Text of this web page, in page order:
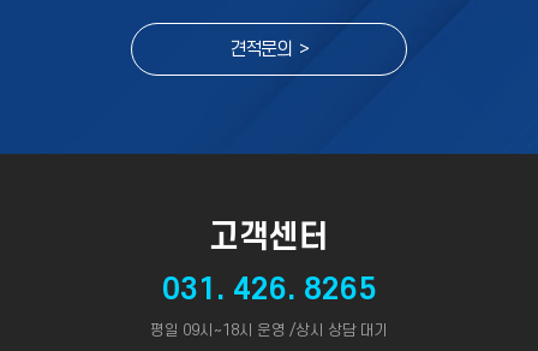
견적문의 >
고객센터
031. 426. 8265
평일 09시~18시 운영 /상시 상담 대기